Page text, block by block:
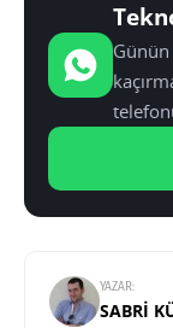
YAZAR:
SABRI